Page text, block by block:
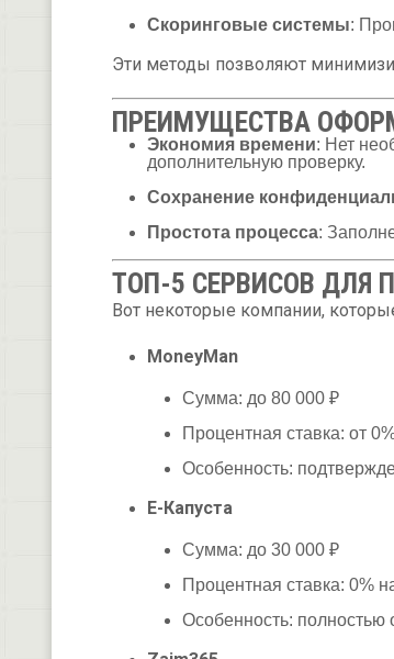
Скоринговые системы:
Эти методы позволяют
ПРЕИМУЩЕСТВА
Экономия времени: Нет
дополнительную проверку.
Сохранение
Простота процесса:
ТОП-5 СЕРВИСОВ ДЛЯ
Вот некоторые компании,
MoneyMan
Сумма: до 80 000 ₽
Процентная ставка: от
Особенность:
Е-Капуста
Сумма: до 30 000 ₽
Процентная ставка: 0%
Особенность: полностью